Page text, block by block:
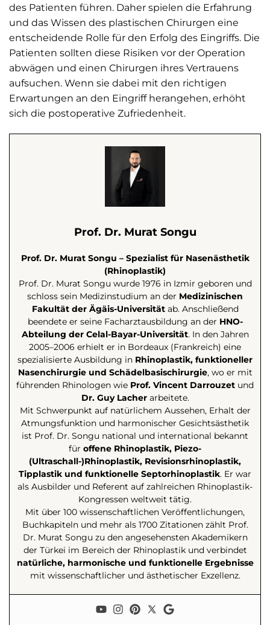
des Patienten führen. Daher spielen die Erfahrung
und das Wissen des plastischen Chirurgen eine
entscheidende Rolle für den Erfolg des Eingriffs. Die
Patienten sollten diese Risiken vor der Operation
abwägen und einen Chirurgen ihres Vertrauens
aufsuchen. Wenn sie dabei mit den richtigen
Erwartungen an den Eingriff herangehen, erhöht
sich die postoperative Zufriedenheit.
Prof. Dr. Murat Songu
Prof. Dr. Murat Songu – Spezialist für Nasenästhetik
(Rhinoplastik)
Prof. Dr. Murat Songu wurde 1976 in Izmir geboren und
schloss sein Medizinstudium an der Medizinischen
Fakultät der Ägäis-Universitätab. Anschließend
beendete er seine Facharztausbildung an der HNO-
Abteilung der Celal-Bayar-Universität. In den Jahren
2005–2006 erhielt er in Bordeaux (Frankreich) eine
spezialisierte Ausbildung in Rhinoplastik, funktioneller
Nasenchirurgie und Schädelbasischirurgie, wo er mit
führenden Rhinologen wie Prof. Vincent Darrouzet und
Dr. Guy Lacherarbeitete.
Mit Schwerpunkt auf natürlichem Aussehen, Erhalt der
Atmungsfunktion und harmonischer Gesichtsästhetik
ist Prof. Dr. Songu national und international bekannt
für offene Rhinoplastik, Piezo-
(Ultraschall-)Rhinoplastik, Revisionsrhinoplastik,
Tipplastik und funktionelle Septorhinoplastik. Er war
als Ausbilder und Referent auf zahlreichen Rhinoplastik-
Kongressen weltweit tätig.
Mit über 100 wissenschaftlichen Veröffentlichungen,
Buchkapiteln und mehr als 1700 Zitationen zählt Prof.
Dr. Murat Songu zu den angesehensten Akademikern
der Türkei im Bereich der Rhinoplastik und verbindet
natürliche, harmonische und funktionelle Ergebnisse
mit wissenschaftlicher und ästhetischer Exzellenz.